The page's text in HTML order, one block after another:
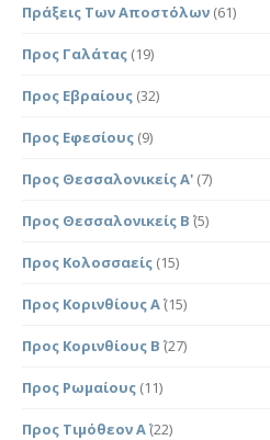
Πράξεις Των Αποστόλων (61)
Προς Γαλάτας (19)
Προς Εβραίους (32)
Προς Εφεσίους (9)
Προς Θεσσαλονικείς Α' (7)
Προς Θεσσαλονικείς Β΄ (5)
Προς Κολοσσαείς (15)
Προς Κορινθίους Α΄(15)
Προς Κορινθίους Β΄ (27)
Προς Ρωμαίους (11)
Προς Τιμόθεον Α΄(22)